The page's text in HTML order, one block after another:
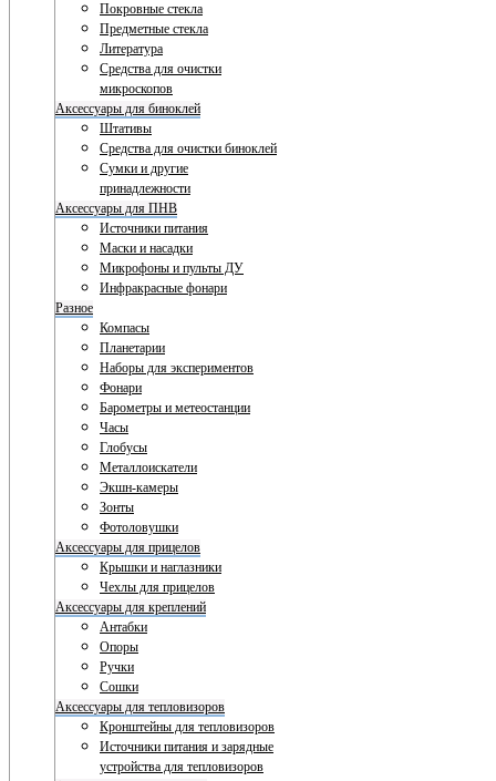
Покровные стекла
Предметные стекла
Литература
Средства для очистки
микроскопов
Аксессуары для биноклей
Штативы
Средства для очистки биноклей
Сумки и другие
принадлежности
Аксессуары для ПНВ
Источники питания
Маски и насадки
Микрофоны и пульты ДУ
Инфракрасные фонари
Разное
Компасы
Планетарии
Наборы для экспериментов
Фонари
Барометры и метеостанции
Часы
Глобусы
Металлоискатели
Экшн-камеры
Зонты
Фотоловушки
Аксессуары для прицелов
Крышки и наглазники
Чехлы для прицелов
Аксессуары для креплений
Антабки
Опоры
Ручки
Сошки
Аксессуары для тепловизоров
Кронштейны для тепловизоров
Источники питания и зарядные
устройства для тепловизоров